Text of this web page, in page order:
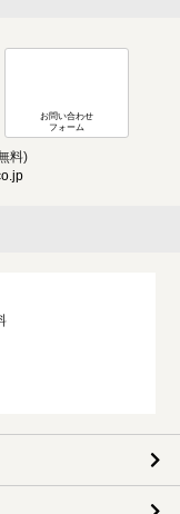
お問い合わせ
フォーム
料)